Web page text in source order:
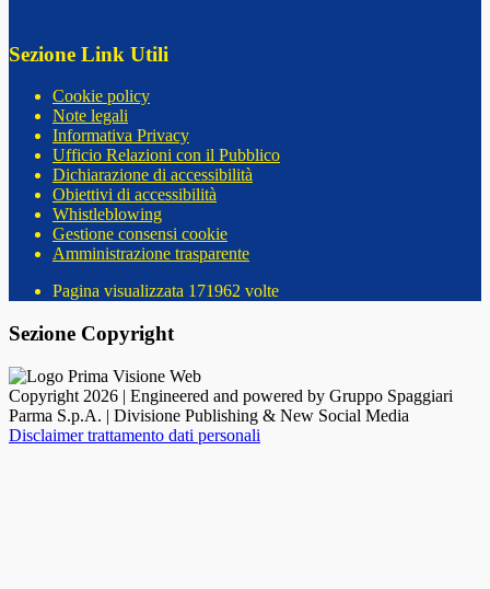
Sezione Link Utili
Cookie policy
Note legali
Informativa Privacy
Ufficio Relazioni con il Pubblico
Dichiarazione di accessibilità
Obiettivi di accessibilità
Whistleblowing
Gestione consensi cookie
Amministrazione trasparente
Pagina visualizzata 171962 volte
Sezione Copyright
Copyright 2026 | Engineered and powered by Gruppo Spaggiari
Parma S.p.A. | Divisione Publishing & New Social Media
Disclaimer trattamento dati personali